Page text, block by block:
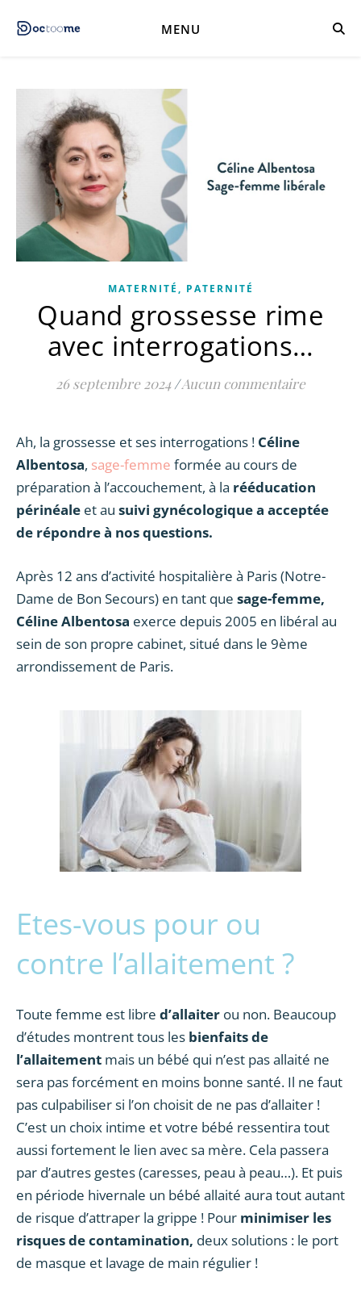
MENU
MATERNITÉ, PATERNITÉ
Quand grossesse rime
avec interrogations…
26 septembre 2024 /Aucun commentaire
Ah, la grossesse et ses interrogations ! Céline
Albentosa, sage-femme formée au cours de
préparation à l’accouchement, à la rééducation
périnéale et au suivi gynécologique a acceptée
de répondre à nos questions.
Après 12 ans d’activité hospitalière à Paris (Notre-
Dame de Bon Secours) en tant que sage-femme,
Céline Albentosa exerce depuis 2005 en libéral au
sein de son propre cabinet, situé dans le 9ème
arrondissement de Paris.
Etes-vous pour ou
contre l’allaitement ?
Toute femme est libre d’allaiter ou non. Beaucoup
d’études montrent tous les bienfaits de
l’allaitement mais un bébé qui n’est pas allaité ne
sera pas forcément en moins bonne santé. Il ne faut
pas culpabiliser si l’on choisit de ne pas d’allaiter !
C’est un choix intime et votre bébé ressentira tout
aussi fortement le lien avec sa mère. Cela passera
par d’autres gestes (caresses, peau à peau…). Et puis
en période hivernale un bébé allaité aura tout autant
de risque d’attraper la grippe ! Pour minimiser les
risques de contamination, deux solutions : le port
de masque et lavage de main régulier !